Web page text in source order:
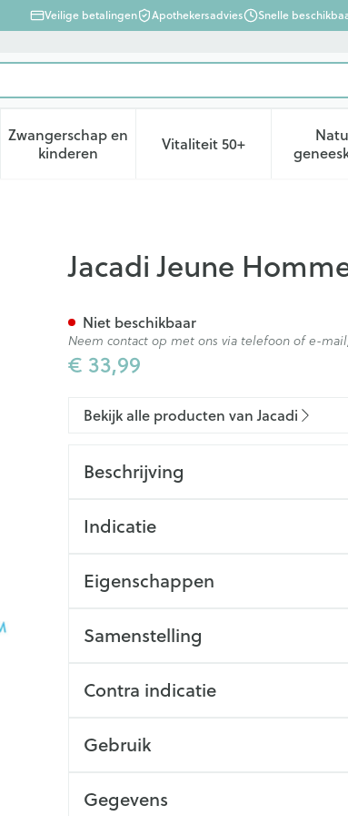
Veilige betalingen Apothekersadvies Snelle
verzorging en hygiëne categorie
voor Dieet, voeding en vitamines categorie
Zwangerschap en
kinderenToon submenu voor Zwangerschap en
Vitaliteit 50+Toon submenu voor
Jacadi Jeune
€ 33,99
Niet beschikbaar
Neem contact op met ons via telefoon of e-
Bekijk alle producten van Jacadi
Beschrijving
Indicatie
Eigenschappen
Samenstelling
Contra indicatie
Gebruik
Gegevens